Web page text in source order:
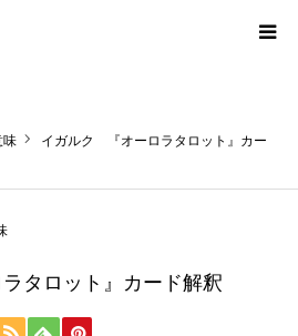
味
イガルク 『オーロラタロット』カー
タロット』カード解釈